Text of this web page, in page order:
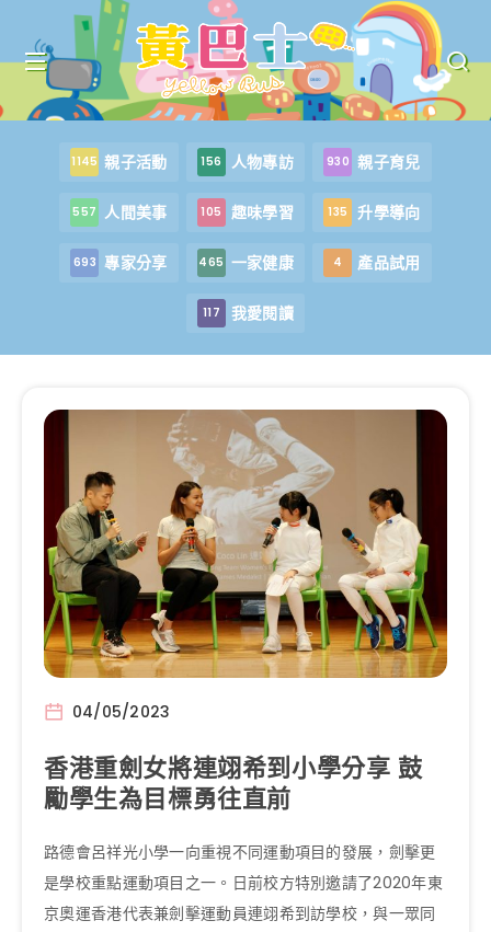
1145 親子活動 156 人物專訪 930 親子育兒
557 人間美事 105 趣味學習 135 升學導向
693 專家分享 465 一家健康 4 產品試用
117 我愛閱讀
04/05/2023
香港重劍女將連翊希到小學分享 鼓
勵學生為目標勇往直前
路德會呂祥光小學一向重視不同運動項目的發展，劍擊更
是學校重點運動項目之一。日前校方特別邀請了2020年東
京奧運香港代表兼劍擊運動員連翊希到訪學校，與一眾同